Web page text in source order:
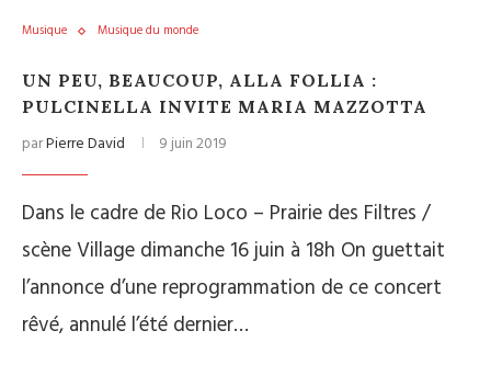
Musique Musique du monde
UN PEU, BEAUCOUP, ALLA FOLLIA :
PULCINELLA INVITE MARIA MAZZOTTA
parPierre David 9 juin 2019
Dans le cadre de Rio Loco – Prairie des Filtres /
scène Village dimanche 16 juin à 18h On guettait
l’annonce d’une reprogrammation de ce concert
rêvé, annulé l’été dernier…